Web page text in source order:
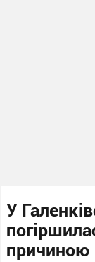
У
причиною